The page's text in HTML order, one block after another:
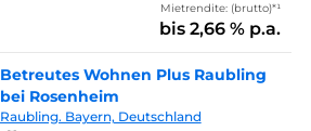
Mietrendite: (brutto)*¹
bis 2,66 % p.a.
Betreutes Wohnen Plus Raubling
bei Rosenheim
Raubling. Bayern, Deutschland